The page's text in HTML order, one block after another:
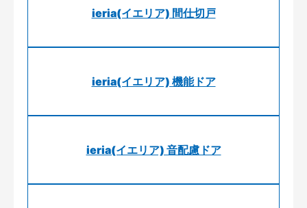
ieria(イエリア) 間仕切戸
ieria(イエリア) 機能ドア
ieria(イエリア) 音配慮ドア